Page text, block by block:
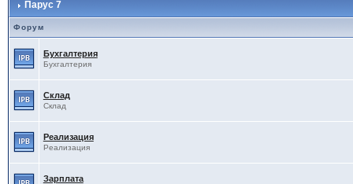
Парус 7
Форум
Бухгалтерия
Бухгалтерия
Склад
Склад
Реализация
Реализация
Зарплата